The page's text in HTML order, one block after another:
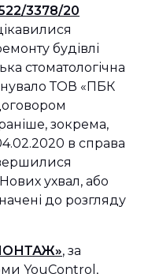
3378/20
будівлі
стоматологічна
ТОВ «ПБК
зокрема,
в справа
ухвал, або
до розгляду
, за
YouControl,